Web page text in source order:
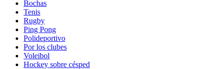
Bochas
Tenis
Rugby
Ping Pong
Polideportivo
Por los clubes
Voleibol
Hockey sobre césped